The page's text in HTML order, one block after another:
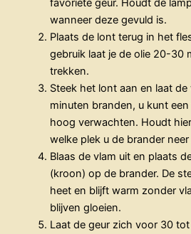
wanneer deze gevuld is.
Plaats de lont terug in het
gebruik laat je de olie 20-30
trekken.
Steek het lont aan en laat
minuten branden, u kunt
hoog verwachten. Houdt
welke plek u de brander neer
Blaas de vlam uit en plaats
(kroon) op de brander. De
heet en blijft warm zonder
blijven gloeien.
Laat de geur zich voor 30